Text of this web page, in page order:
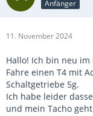
Anfänger
11. November 2024
Hallo! Ich bin neu im
Fahre einen T4 mit
Schaltgetriebe 5g.
Ich habe leider
und mein Tacho